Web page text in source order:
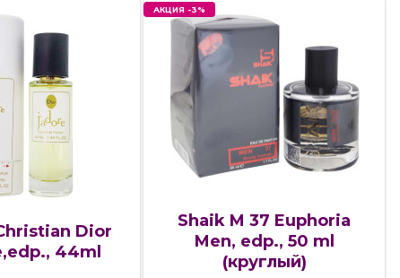
Dior
44ml
АКЦИЯ -3%
Shaik M 37 Euphoria
Men, edp., 50 ml
(круглый)